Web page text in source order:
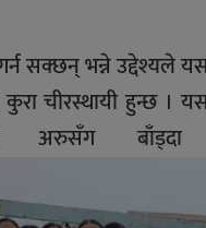
गर्न सक्छन् भन्ने
चीरस्थायी हुन्छ ।
अरुसँग